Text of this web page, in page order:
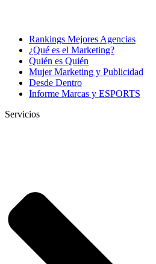
Rankings Mejores Agencias
¿Qué es el Marketing?
Quién es Quién
Mujer Marketing y Publicidad
Desde Dentro
Informe Marcas y ESPORTS
Servicios